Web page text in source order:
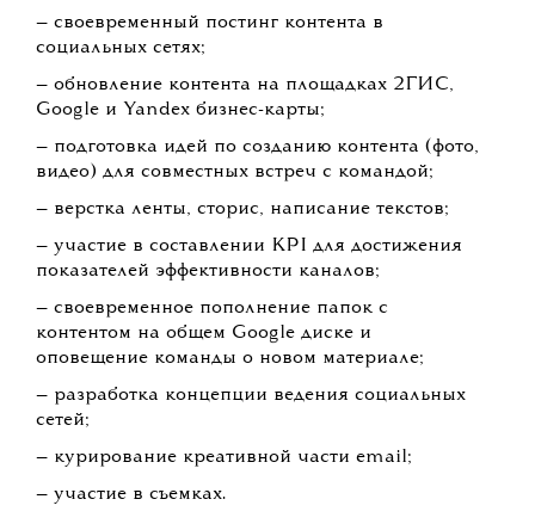
— своевременный постинг контента в
социальных сетях;
— обновление контента на площадках 2ГИС,
Google и Yandeх бизнес-карты;
— подготовка идей по созданию контента (фото,
видео) для совместных встреч с командой;
— верстка ленты, сторис, написание текстов;
— участие в составлении KPI для достижения
показателей эффективности каналов;
— своевременное пополнение папок с
контентом на общем Google диске и
оповещение команды о новом материале;
— разработка концепции ведения социальных
сетей;
— курирование креативной части email;
— участие в съемках.